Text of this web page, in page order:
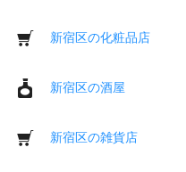
新宿区の化粧品店
新宿区の酒屋
新宿区の雑貨店